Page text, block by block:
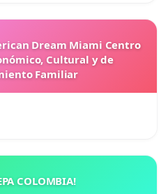
Dream Miami Centro
Cultural y de
Familiar
COLOMBIA!